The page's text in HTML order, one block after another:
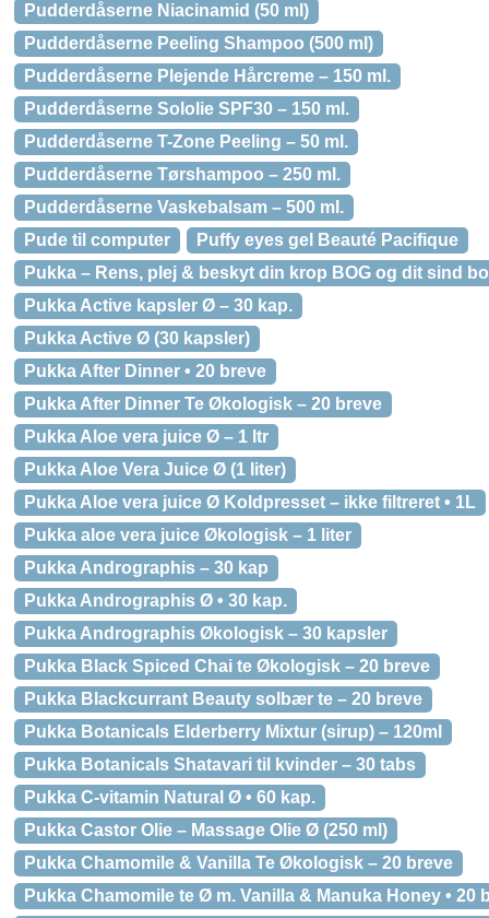
Pudderdåserne Niacinamid (50 ml)
Pudderdåserne Peeling Shampoo (500 ml)
Pudderdåserne Plejende Hårcreme – 150 ml.
Pudderdåserne Sololie SPF30 – 150 ml.
Pudderdåserne T-Zone Peeling – 50 ml.
Pudderdåserne Tørshampoo – 250 ml.
Pudderdåserne Vaskebalsam – 500 ml.
Pude til computer
Puffy eyes gel Beauté Pacifique
Pukka – Rens, plej & beskyt din krop BOG og dit sind
Pukka Active kapsler Ø – 30 kap.
Pukka Active Ø (30 kapsler)
Pukka After Dinner • 20 breve
Pukka After Dinner Te Økologisk – 20 breve
Pukka Aloe vera juice Ø – 1 ltr
Pukka Aloe Vera Juice Ø (1 liter)
Pukka Aloe vera juice Ø Koldpresset – ikke filtreret • 1L
Pukka aloe vera juice Økologisk – 1 liter
Pukka Andrographis – 30 kap
Pukka Andrographis Ø • 30 kap.
Pukka Andrographis Økologisk – 30 kapsler
Pukka Black Spiced Chai te Økologisk – 20 breve
Pukka Blackcurrant Beauty solbær te – 20 breve
Pukka Botanicals Elderberry Mixtur (sirup) – 120ml
Pukka Botanicals Shatavari til kvinder – 30 tabs
Pukka C-vitamin Natural Ø • 60 kap.
Pukka Castor Olie – Massage Olie Ø (250 ml)
Pukka Chamomile & Vanilla Te Økologisk – 20 breve
Pukka Chamomile te Ø m. Vanilla & Manuka Honey • 20